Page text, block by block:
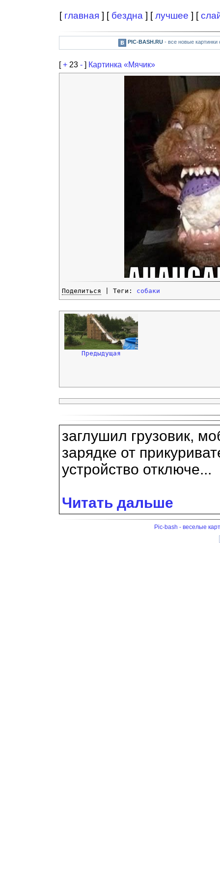
[ главная ] [ бездна ] [лучшее ] [
PIC-BASH.RU- все новые картинки
[+ 23 - ] Картинка «Мячик»
Поделиться | Теги: собаки
Предыдущая
заглушил грузовик,
зарядке от
устройство отключе...
Читать дальше
Pic-bash - веселые